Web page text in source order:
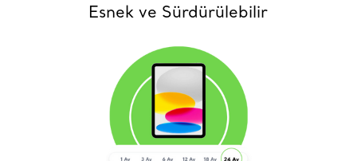
Esnek ve Sürdürülebilir